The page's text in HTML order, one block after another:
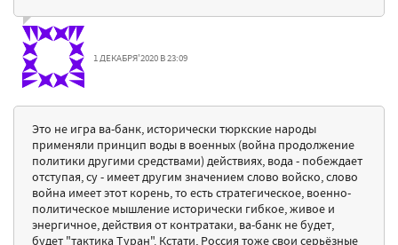
1 ДЕКАБРЯ'2020 В 23:09
Это не игра ва-банк, исторически тюркские народы
применяли принцип воды в военных (война продолжение
политики другими средствами) действиях, вода - побеждает
отступая, cу - имеет другим значением слово войско, слово
война имеет этот корень, то есть стратегическое, военно-
политическое мышление исторически гибкое, живое и
энергичное, действия от контратаки, ва-банк не будет,
будет "тактика Туран". Кстати, Россия тоже свои серьёзные